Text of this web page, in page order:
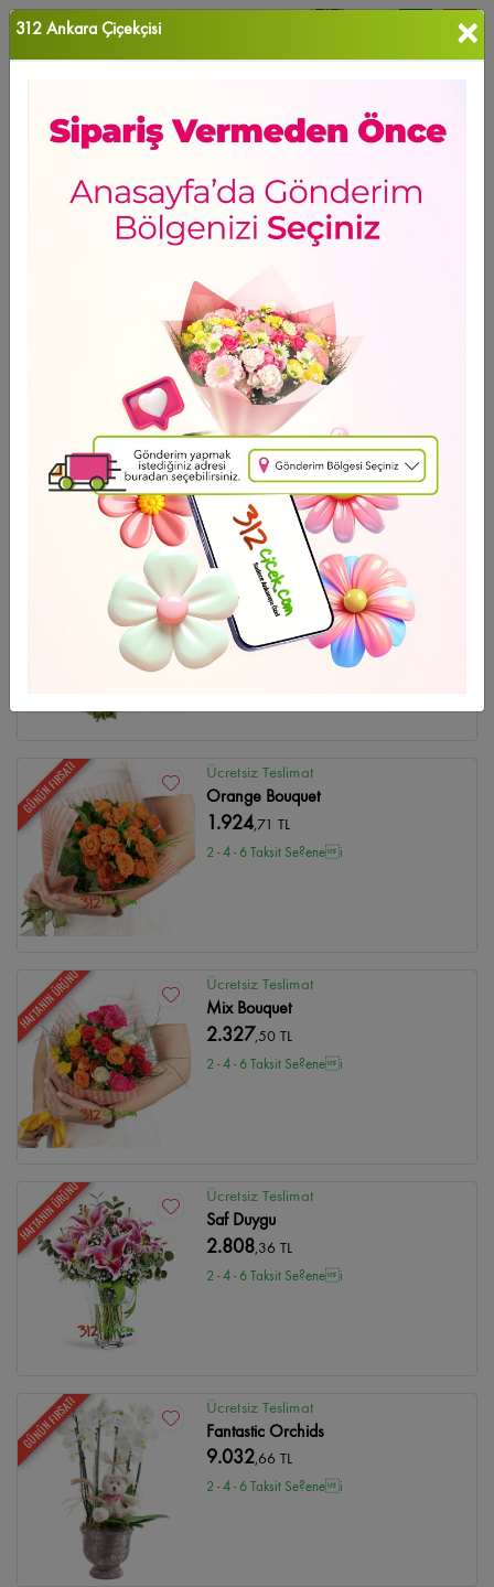
Ana Sayfa ANKARA ÇİÇEK Samanpazarı Çiçekçi
Sıralama
Samanpazarı Çiçekçi
Ücretsiz Teslimat
Peony Bouquet
13.361,14 TL
2 - 4 - 6 Taksit Se?enei
Ücretsiz Teslimat
Düğün Çelenk-10
4.748 ,47 TL
2 - 4 - 6 Taksit Se?enei
GÜNÜN FIRSATI Ücretsiz Teslimat
Orange Bouquet
1.924,71 TL
2 - 4 - 6 Taksit Se?enei
HAFTANIN ÜRÜNÜ Ücretsiz Teslimat
Mix Bouquet
2.327,50 TL
2 - 4 - 6 Taksit Se?enei
HAFTANIN ÜRÜNÜ Ücretsiz Teslimat
Saf Duygu
2.808,36 TL
2 - 4 - 6 Taksit Se?enei
GÜNÜN FIRSATI Ücretsiz Teslimat
Fantastic Orchids
9.032,66 TL
2 - 4 - 6 Taksit Se?enei
312 Ankara Çiçekçisi ×